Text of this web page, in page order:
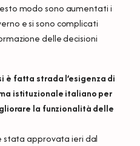
modo sono aumentati i
e si sono complicati
delle decisioni
è fatta strada l’esigenza di
istituzionale italiano per
la funzionalità delle
stata approvata ieri dal